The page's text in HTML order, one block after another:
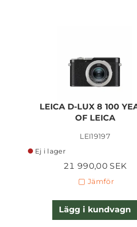
LEICA D-LUX 8 100
OF LEICA
LEI19197
Ej i lager
21 990,00 SEK
Jämför
Lägg i kundvagn